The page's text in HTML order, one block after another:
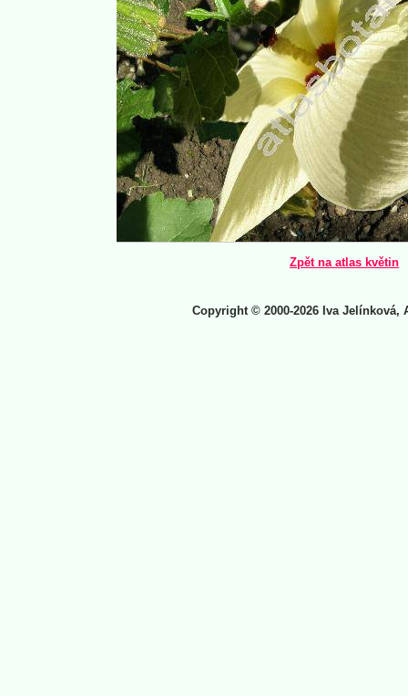
Zpět na atlas květin
Copyright © 2000-2026 Iva Jelínková,